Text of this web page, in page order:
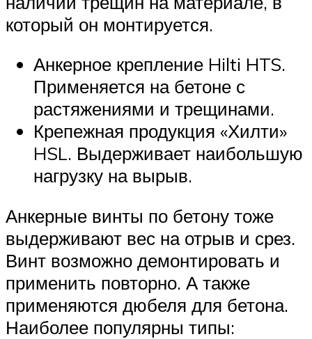
который он монтируется.
Анкерное крепление Hilti HTS.
Применяется на бетоне с
растяжениями и трещинами.
Крепежная продукция «Хилти»
HSL. Выдерживает наибольшую
нагрузку на вырыв.
Анкерные винты по бетону тоже
выдерживают вес на отрыв и срез.
Винт возможно демонтировать и
применить повторно. А также
применяются дюбеля для бетона.
Наиболее популярны типы: